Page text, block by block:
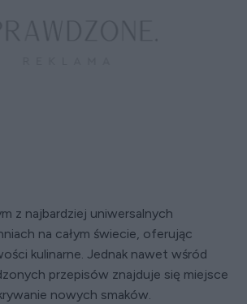
z najbardziej uniwersalnych
na całym świecie, oferując
kulinarne. Jednak nawet wśród
przepisów znajduje się miejsce
nowych smaków.